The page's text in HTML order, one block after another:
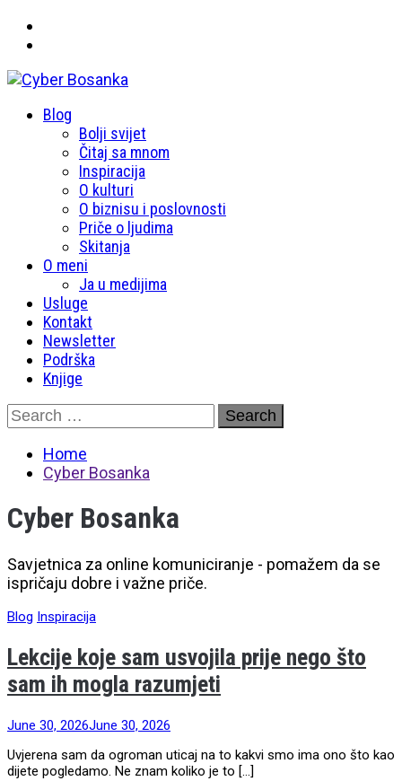
Cyber Bosanka
Primary
Blog
Bolji svijet
Čitaj sa mnom
Inspiracija
O kulturi
O biznisu i poslovnosti
Priče o ljudima
Skitanja
O meni
Ja u medijima
Usluge
Kontakt
Newsletter
Podrška
Knjige
Skip
to
content
Search
for:
Home
Cyber Bosanka
Cyber Bosanka
Savjetnica za online komuniciranje - pomažem da se
ispričaju dobre i važne priče.
Blog Inspiracija
Lekcije koje sam usvojila prije nego što
sam ih mogla razumjeti
June 30, 2026June 30, 2026
Uvjerena sam da ogroman uticaj na to kakvi smo ima ono što kao
dijete pogledamo. Ne znam koliko je to […]